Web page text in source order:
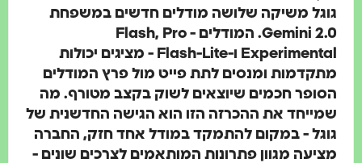
גוגל משיקה שלושה מודלים חדשים במשפחת
Gemini 2.0. המודלים - Flash, Pro
Experimental ו-Flash-Lite - מציגים יכולות
מתקדמות ומנסים לתת פייט מול פרץ המודלים
הסופר חכמים שיוצאים לשוק בקצב מטורף. מה
שמייחד את ההכרזה הזו הוא הגישה החדשנית של
גוגל - במקום להתמקד במודל אחד חזק, החברה
מציעה מגוון פתרונות המותאמים לצרכים שונים -